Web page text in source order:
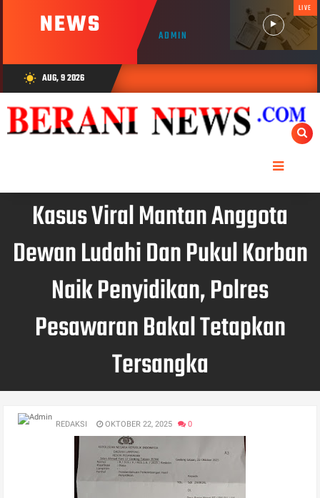
NEWS ADMIN
LIVE
wb_sunny AUG, 9 2026
Kasus Viral Mantan Anggota
Dewan Ludahi Dan Pukul Korban
Naik Penyidikan, Polres
Pesawaran Bakal Tetapkan
Tersangka
REDAKSI OKTOBER 22, 2025 0